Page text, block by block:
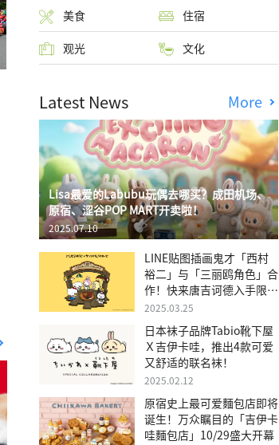
美食 住宿
观光 文化
Latest News More
Lisa最爱的Labubu玩偶去哪买？成田机场、
原宿、涩谷POP MART开卖啦！
2025.07.10
LINE贴图插画鬼才「西村
裕二」与「三丽鸥角色」合
作！快来唐吉诃德入手限量
商品
2025.03.25
日本袜子品牌Tabio靴下屋
Ｘ吉伊卡哇，推出4款可爱
又舒适的联名袜！
2025.02.12
原宿史上最可爱麵包店即将
诞生！万众瞩目的「吉伊卡
哇麵包店」10/29盛大开幕